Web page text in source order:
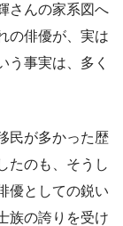
さんの家系図へ
の俳優が、実は
う事実は、多く
民が多かった歴
たのも、そうし
優としての鋭い
族の誇りを受け